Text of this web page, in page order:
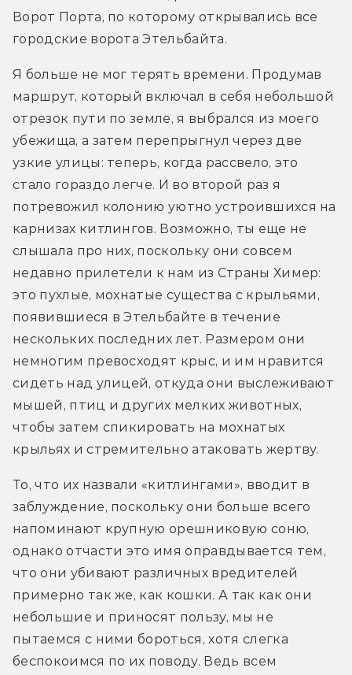
Ворот Порта, по которому открывались все
городские ворота Этельбайта.
Я больше не мог терять времени. Продумав
маршрут, который включал в себя небольшой
отрезок пути по земле, я выбрался из моего
убежища, а затем перепрыгнул через две
узкие улицы: теперь, когда рассвело, это
стало гораздо легче. И во второй раз я
потревожил колонию уютно устроившихся на
карнизах китлингов. Возможно, ты еще не
слышала про них, поскольку они совсем
недавно прилетели к нам из Страны Химер:
это пухлые, мохнатые существа с крыльями,
появившиеся в Этельбайте в течение
нескольких последних лет. Размером они
немногим превосходят крыс, и им нравится
сидеть над улицей, откуда они выслеживают
мышей, птиц и других мелких животных,
чтобы затем спикировать на мохнатых
крыльях и стремительно атаковать жертву.
То, что их назвали «китлингами», вводит в
заблуждение, поскольку они больше всего
напоминают крупную орешниковую соню,
однако отчасти это имя оправдывается тем,
что они убивают различных вредителей
примерно так же, как кошки. А так как они
небольшие и приносят пользу, мы не
пытаемся с ними бороться, хотя слегка
беспокоимся по их поводу. Ведь всем